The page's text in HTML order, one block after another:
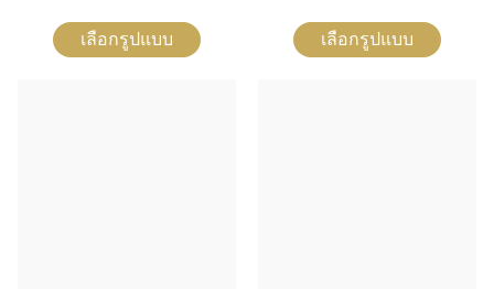
เลือกรูปแบบ เลือกรูปแบบ